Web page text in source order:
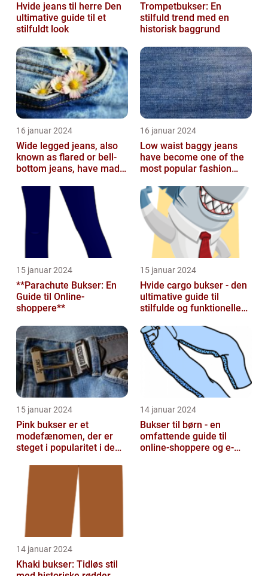
Hvide jeans til herre Den
ultimative guide til et
stilfuldt look
Trompetbukser: En
stilfuld trend med en
historisk baggrund
16 januar 2024
Wide legged jeans, also
known as flared or bell-
bottom jeans, have made
fash...
16 januar 2024
Low waist baggy jeans
have become one of the
most popular fashion
15 januar 2024
**Parachute Bukser: En
Guide til Online-
shoppere**
15 januar 2024
Hvide cargo bukser - den
ultimative guide til
stilfulde og funktionelle
15 januar 2024
Pink bukser er et
modefænomen, der er
steget i popularitet i de
14 januar 2024
Bukser til børn - en
omfattende guide til
online-shoppere og e-
14 januar 2024
Khaki bukser: Tidløs stil